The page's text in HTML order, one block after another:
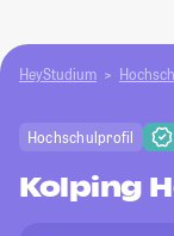
HeyStudium
Hochschulprofil
Kolping